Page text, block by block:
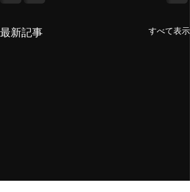
最新記事 すべて表示